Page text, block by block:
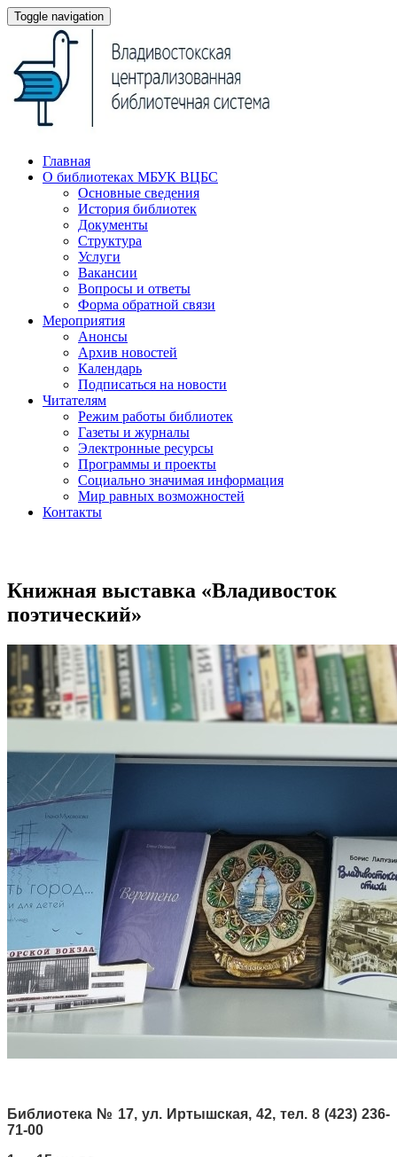
Toggle navigation
Главная
О библиотеках МБУК ВЦБС
Основные сведения
История библиотек
Документы
Структура
Услуги
Вакансии
Вопросы и ответы
Форма обратной связи
Мероприятия
Анонсы
Архив новостей
Календарь
Подписаться на новости
Читателям
Режим работы библиотек
Газеты и журналы
Электронные ресурсы
Программы и проекты
Социально значимая информация
Мир равных возможностей
Контакты
Книжная выставка «Владивосток
поэтический»
Библиотека № 17, ул. Иртышская, 42, тел. 8 (423) 236-
71-00